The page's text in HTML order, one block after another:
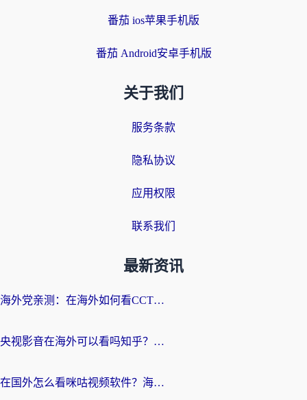
番茄 ios苹果手机版
番茄 Android安卓手机版
关于我们
服务条款
隐私协议
应用权限
联系我们
最新资讯
海外党亲测：在海外如何看CCTV？告别“仅限大陆播放”的实用指南
央视影音在海外可以看吗知乎？留学生亲测：3步解决地域限制+追剧自由
在国外怎么看咪咕视频软件？海外党亲测有效的回国加速方案